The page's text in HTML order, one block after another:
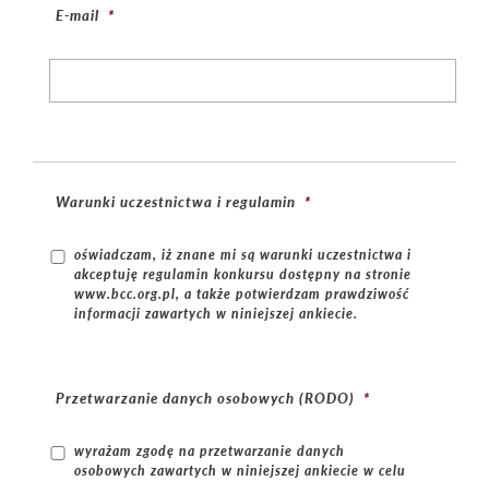
E-mail *
Warunki uczestnictwa i regulamin *
oświadczam, iż znane mi są warunki uczestnictwa i
akceptuję regulamin konkursu dostępny na stronie
www.bcc.org.pl, a także potwierdzam prawdziwość
informacji zawartych w niniejszej ankiecie.
Przetwarzanie danych osobowych (RODO) *
wyrażam zgodę na przetwarzanie danych
osobowych zawartych w niniejszej ankiecie w celu